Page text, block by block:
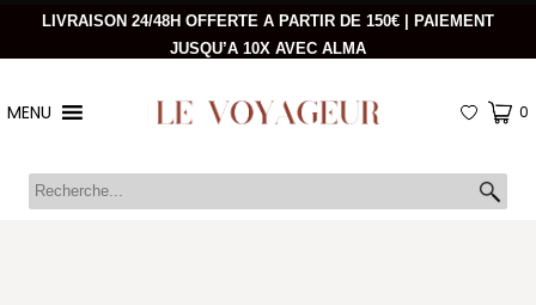
LIVRAISON 24/48H OFFERTE A PARTIR DE 150€ | PAIEMENT
JUSQU’A 10X AVEC ALMA
MENU 0